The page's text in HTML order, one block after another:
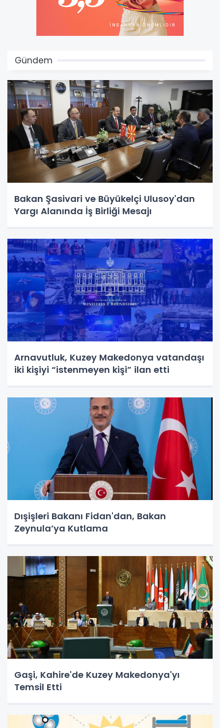
Gündem
Bakan Şasivari ve Büyükelçi Ulusoy'dan
Yargı Alanında İş Birliği Mesajı
Arnavutluk, Kuzey Makedonya vatandaşı
iki kişiyi “istenmeyen kişi” ilan etti
Dışişleri Bakanı Fidan'dan, Bakan
Zeynula’ya Kutlama
Gaşi, Kahire'de Kuzey Makedonya'yı
Temsil Etti